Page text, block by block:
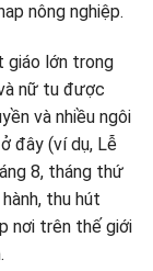
nông nghiệp.
giáo lớn trong
nữ tu được
và nhiều ngôi
đây (ví dụ, Lễ
8, tháng thứ
thu hút
nơi trên thế giới